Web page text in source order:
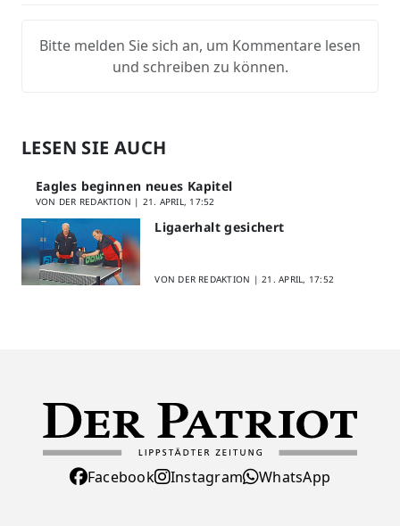
Bitte melden Sie sich an, um Kommentare lesen
und schreiben zu können.
LESEN SIE AUCH
Eagles beginnen neues Kapitel
VON DER REDAKTION | 21. APRIL, 17:52
Ligaerhalt gesichert
VON DER REDAKTION |21. APRIL, 17:52
Facebook Instagram WhatsApp